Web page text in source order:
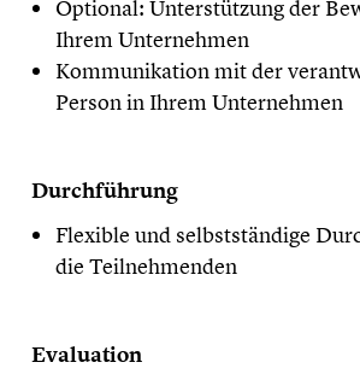
Optional: Unterstützung der
Ihrem Unternehmen
Kommunikation mit der
Person in Ihrem Unternehmen
Durchführung
Flexible und selbstständige
die Teilnehmenden
Evaluation